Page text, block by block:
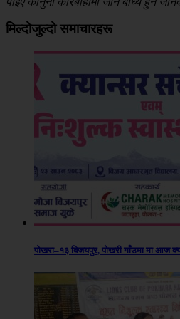
मिल्दोजुल्दो समाचारहरू
पोखरा–१३ बिजयपुर, पोखरी गाँउमा मा आज